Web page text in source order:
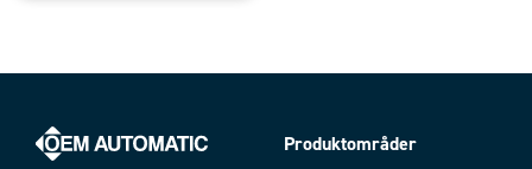
Produktområder